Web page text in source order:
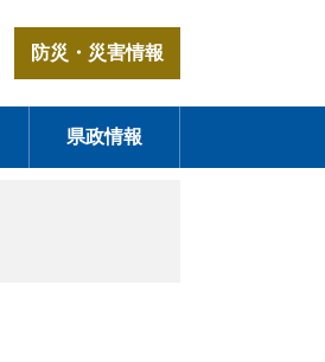
防災・災害情報
県政情報